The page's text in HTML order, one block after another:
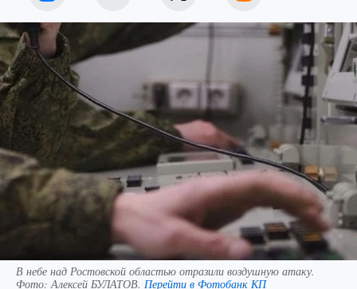
В небе над Ростовской областью отразили воздушную атаку.
Фото: Алексей БУЛАТОВ. Перейти в Фотобанк КП